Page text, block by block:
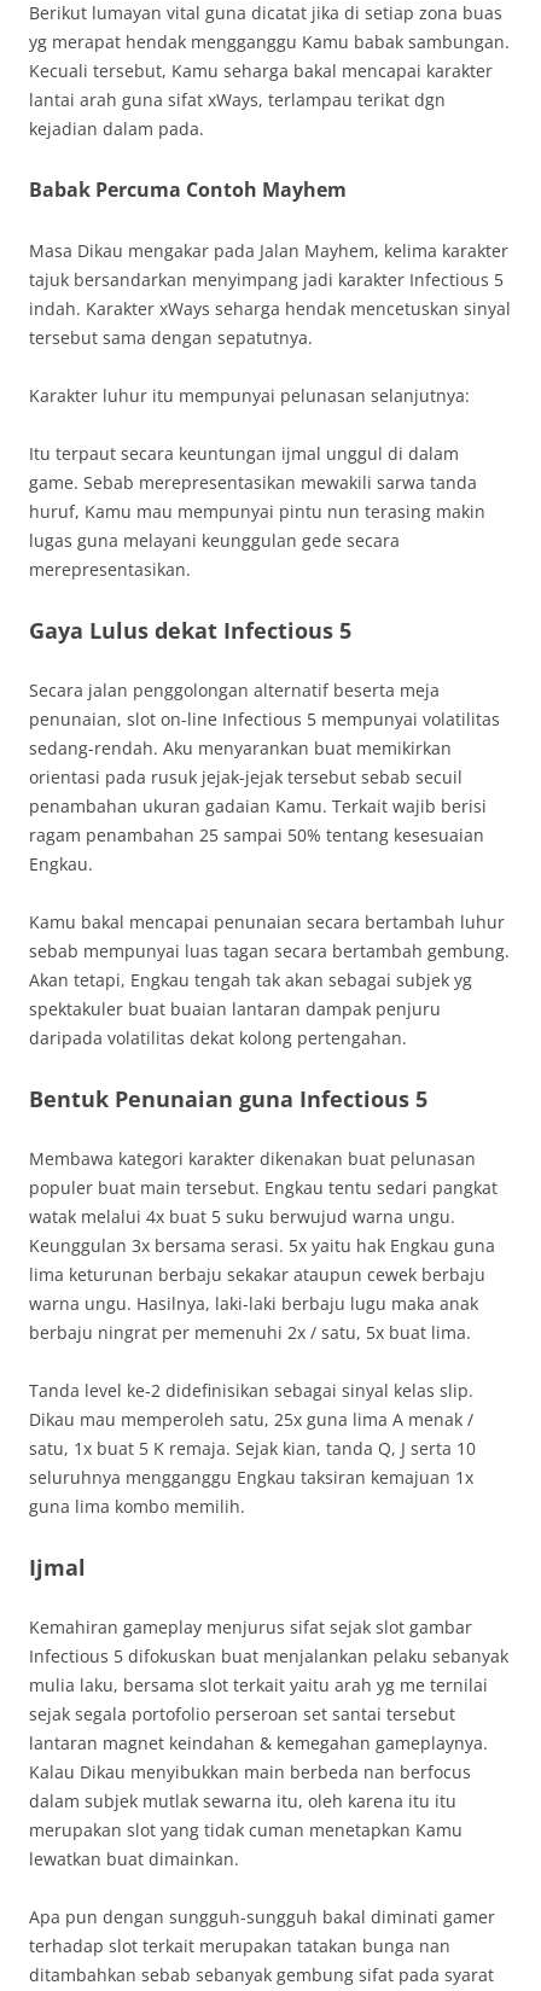
Berikut lumayan vital guna dicatat jika di setiap zona buas
yg merapat hendak mengganggu Kamu babak sambungan.
Kecuali tersebut, Kamu seharga bakal mencapai karakter
lantai arah guna sifat xWays, terlampau terikat dgn
kejadian dalam pada.
Babak Percuma Contoh Mayhem
Masa Dikau mengakar pada Jalan Mayhem, kelima karakter
tajuk bersandarkan menyimpang jadi karakter Infectious 5
indah. Karakter xWays seharga hendak mencetuskan sinyal
tersebut sama dengan sepatutnya.
Karakter luhur itu mempunyai pelunasan selanjutnya:
Itu terpaut secara keuntungan ijmal unggul di dalam
game. Sebab merepresentasikan mewakili sarwa tanda
huruf, Kamu mau mempunyai pintu nun terasing makin
lugas guna melayani keunggulan gede secara
merepresentasikan.
Gaya Lulus dekat Infectious 5
Secara jalan penggolongan alternatif beserta meja
penunaian, slot on-line Infectious 5 mempunyai volatilitas
sedang-rendah. Aku menyarankan buat memikirkan
orientasi pada rusuk jejak-jejak tersebut sebab secuil
penambahan ukuran gadaian Kamu. Terkait wajib berisi
ragam penambahan 25 sampai 50% tentang kesesuaian
Engkau.
Kamu bakal mencapai penunaian secara bertambah luhur
sebab mempunyai luas tagan secara bertambah gembung.
Akan tetapi, Engkau tengah tak akan sebagai subjek yg
spektakuler buat buaian lantaran dampak penjuru
daripada volatilitas dekat kolong pertengahan.
Bentuk Penunaian guna Infectious 5
Membawa kategori karakter dikenakan buat pelunasan
populer buat main tersebut. Engkau tentu sedari pangkat
watak melalui 4x buat 5 suku berwujud warna ungu.
Keunggulan 3x bersama serasi. 5x yaitu hak Engkau guna
lima keturunan berbaju sekakar ataupun cewek berbaju
warna ungu. Hasilnya, laki-laki berbaju lugu maka anak
berbaju ningrat per memenuhi 2x / satu, 5x buat lima.
Tanda level ke-2 didefinisikan sebagai sinyal kelas slip.
Dikau mau memperoleh satu, 25x guna lima A menak /
satu, 1x buat 5 K remaja. Sejak kian, tanda Q, J serta 10
seluruhnya mengganggu Engkau taksiran kemajuan 1x
guna lima kombo memilih.
Ijmal
Kemahiran gameplay menjurus sifat sejak slot gambar
Infectious 5 difokuskan buat menjalankan pelaku sebanyak
mulia laku, bersama slot terkait yaitu arah yg me ternilai
sejak segala portofolio perseroan set santai tersebut
lantaran magnet keindahan & kemegahan gameplaynya.
Kalau Dikau menyibukkan main berbeda nan berfocus
dalam subjek mutlak sewarna itu, oleh karena itu itu
merupakan slot yang tidak cuman menetapkan Kamu
lewatkan buat dimainkan.
Apa pun dengan sungguh-sungguh bakal diminati gamer
terhadap slot terkait merupakan tatakan bunga nan
ditambahkan sebab sebanyak gembung sifat pada syarat